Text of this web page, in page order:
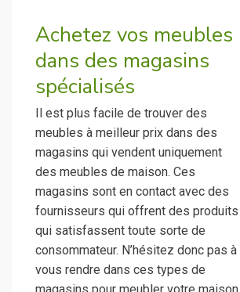
Achetez vos meubles
dans des magasins
spécialisés
Il est plus facile de trouver des
meubles à meilleur prix dans des
magasins qui vendent uniquement
des meubles de maison. Ces
magasins sont en contact avec des
fournisseurs qui offrent des produits
qui satisfassent toute sorte de
consommateur. N’hésitez donc pas à
vous rendre dans ces types de